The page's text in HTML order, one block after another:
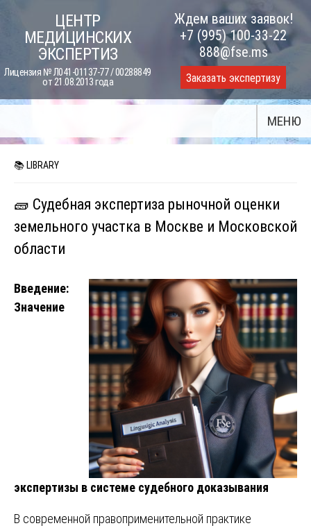
content
ЦЕНТР
МЕДИЦИНСКИХ
ЭКСПЕРТИЗ
Лицензия № Л041-01137-77 / 00288849
от 21.08.2013 года
Ждем ваших заявок!
+7 (995) 100-33-22
888@fse.ms
Заказать экспертизу
МЕНЮ
📚 LIBRARY
🧱 Судебная экспертиза рыночной оценки
земельного участка в Москве и Московской
области
Введение:
Значение
экспертизы в системе судебного доказывания
В современной правоприменительной практике